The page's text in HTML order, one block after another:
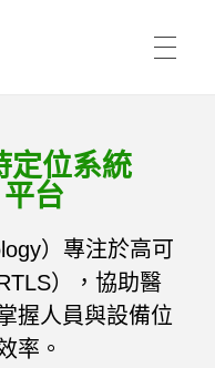
進廠管理
位管理
定位系統
平台
）專注於高可
），協助醫
握人員與設備位
率。